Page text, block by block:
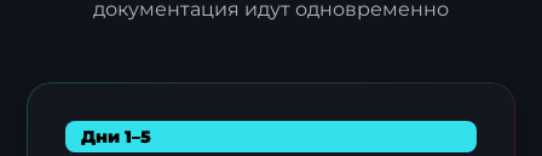
документация идут одновременно
Дни 1–5